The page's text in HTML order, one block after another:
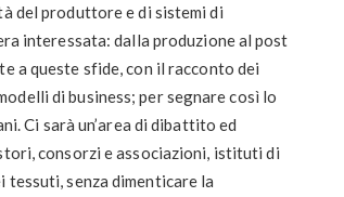
del produttore e di sistemi di
interessata: dalla produzione al post
a queste sfide, con il racconto dei
di business; per segnare così lo
Ci sarà un’area di dibattito ed
consorzi e associazioni, istituti di
senza dimenticare la